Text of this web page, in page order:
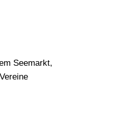
Seemarkt,